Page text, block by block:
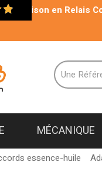
en Relais Colis
MÉCANIQUE
essence-huile